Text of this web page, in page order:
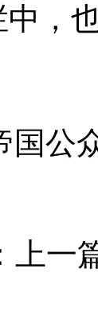
，
国公
上一